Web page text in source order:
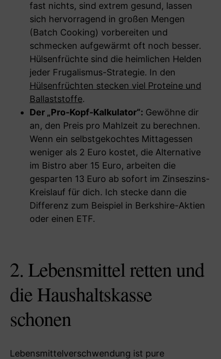
fast nichts, sind extrem gesund, lassen
sich hervorragend in großen Mengen
(Batch Cooking) vorbereiten und
schmecken aufgewärmt oft noch besser.
Hülsenfrüchte sind die heimlichen Helden
jeder Frugalismus-Strategie. In den
Hülsenfrüchten stecken viel Proteine und
Ballaststoffe.
Der „Pro-Kopf-Kalkulator“: Gewöhne dir
an, den Preis pro Mahlzeit zu berechnen.
Wenn ein selbstgekochtes Mittagessen
weniger als 2 Euro kostet, die Alternative
im Bistro aber 15 Euro, arbeiten die
gesparten 13 Euro ab sofort im Zinseszins-
Kreislauf für dich. Ich stecke dann die
Differenz zum Beispiel in Berkshire-Aktien
oder einen ETF.
2. Lebensmittel retten und
die Haushaltskasse
schonen
Lebensmittelverschwendung ist pure